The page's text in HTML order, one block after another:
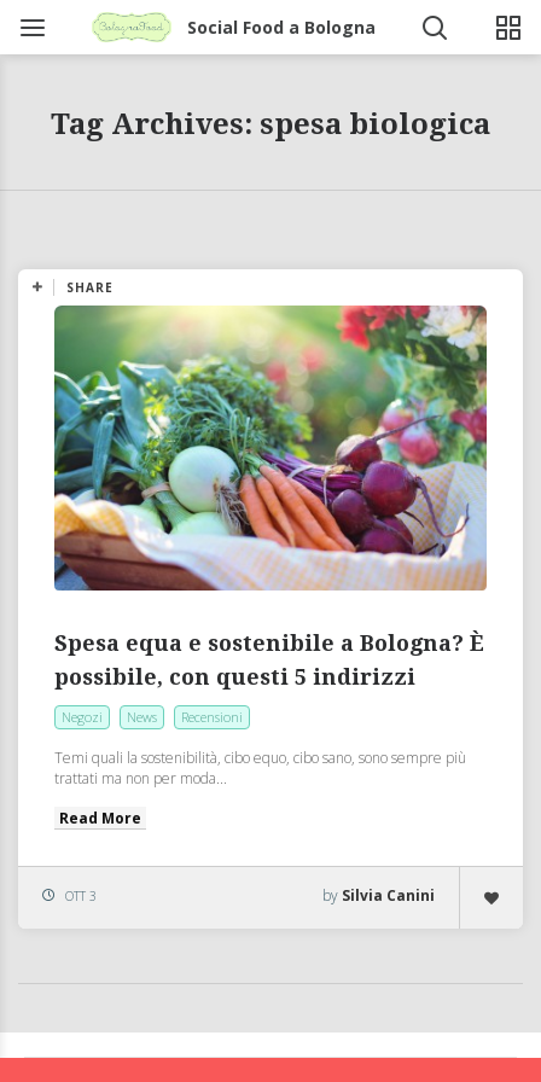
Social Food a Bologna
Tag Archives: spesa biologica
SHARE
Spesa equa e sostenibile a Bologna? È
possibile, con questi 5 indirizzi
Negozi News Recensioni
Temi quali la sostenibilità, cibo equo, cibo sano, sono sempre più
trattati ma non per moda...
Read More
OTT 3 by Silvia Canini